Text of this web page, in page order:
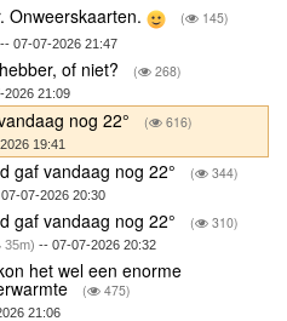
Onweerskaarten. ( 145)
07-07-2026 21:47
of niet? ( 268)
2026 21:09
nog 22° ( 616)
19:41
gaf vandaag nog 22° ( 344)
07-2026 20:30
gaf vandaag nog 22° ( 310)
35m) -- 07-07-2026 20:32
het wel een enorme
( 475)
21:06